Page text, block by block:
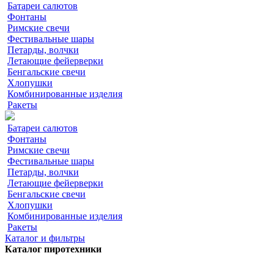
Батареи салютов
Фонтаны
Римские свечи
Фестивальные шары
Петарды, волчки
Летающие фейерверки
Бенгальские свечи
Хлопушки
Комбинированные изделия
Ракеты
Батареи салютов
Фонтаны
Римские свечи
Фестивальные шары
Петарды, волчки
Летающие фейерверки
Бенгальские свечи
Хлопушки
Комбинированные изделия
Ракеты
Каталог и фильтры
Каталог пиротехники